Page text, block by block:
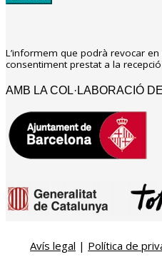
L’informem que podrà revocar
consentiment prestat a la
AMB LA COL·LABORACIÓ
Avís legal | Política de